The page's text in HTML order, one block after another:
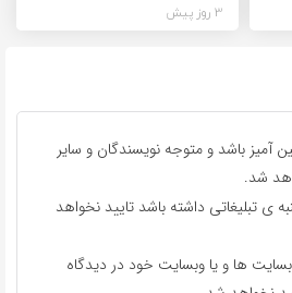
3 روز پیش
آمیز باشد و متوجه نویسندگان و سایر
شد.
ی تبلیغاتی داشته باشد تایید نخواهد
ها و یا وبسایت خود در دیدگاه